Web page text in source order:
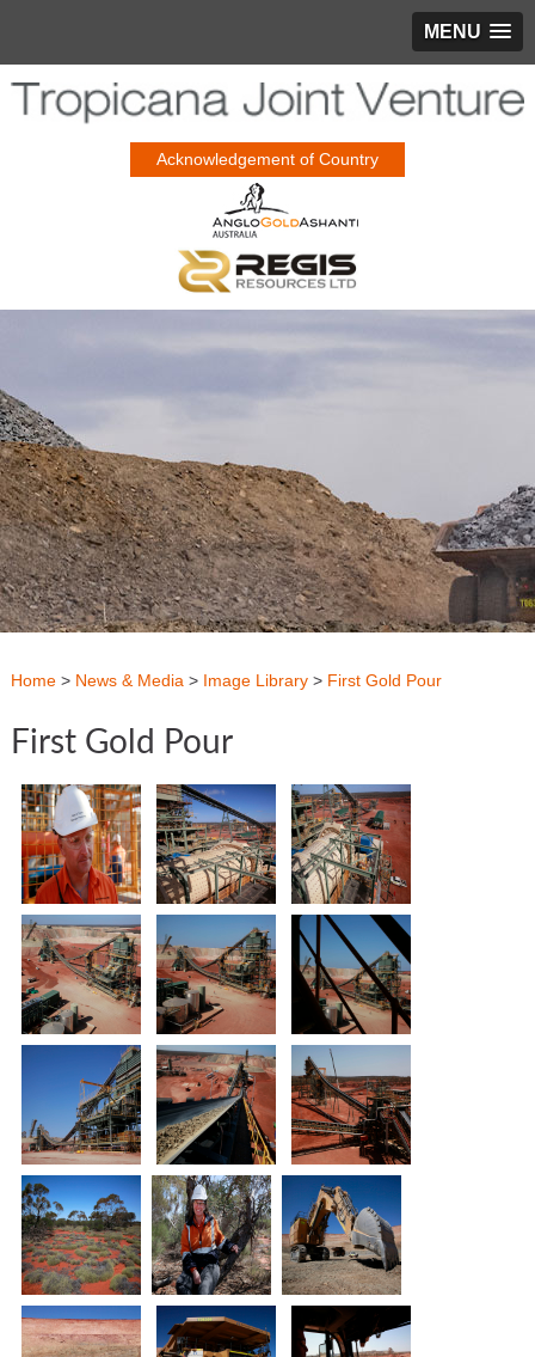
MENU
Acknowledgement of Country
Home > News & Media > Image Library > First Gold Pour
First Gold Pour